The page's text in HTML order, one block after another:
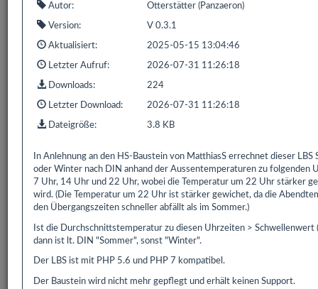
Umschaltung nach
1 bis 1 von 1 Einträgen (gefiltert von 848 Einträgen)
Bereits319.172 Downloads mit593.9 GBgezählt seit:
16.02.2016 | Letzter Download: 06.08.2026 19:14:44
Liste Alle Liste HS/FS Liste EDOMI Liste X1/L1
Liste Sonstiges Liste ETS
Autor: Otterstätter (Panzaeron)
Version: V 0.3.1
Aktualisiert: 2025-05-15 13:04:46
Letzter Aufruf: 2026-07-31 11:26:18
Downloads: 224
Letzter Download: 2026-07-31 11:26:18
Dateigröße: 3.8 KB
In Anlehnung an den HS-Baustein von MatthiasS errechnet dieser LBS
oder Winter nach DIN anhand der Aussentemperaturen zu folgenden
7 Uhr, 14 Uhr und 22 Uhr, wobei die Temperatur um 22 Uhr stärker
wird. (Die Temperatur um 22 Uhr ist stärker gewichet, da die
den Übergangszeiten schneller abfällt als im Sommer.)
Ist die Durchschnittstemperatur zu diesen Uhrzeiten > Schwellenwert
dann ist lt. DIN "Sommer", sonst "Winter".
Der LBS ist mit PHP 5.6 und PHP 7 kompatibel.
Der Baustein wird nicht mehr gepflegt und erhält keinen Support.